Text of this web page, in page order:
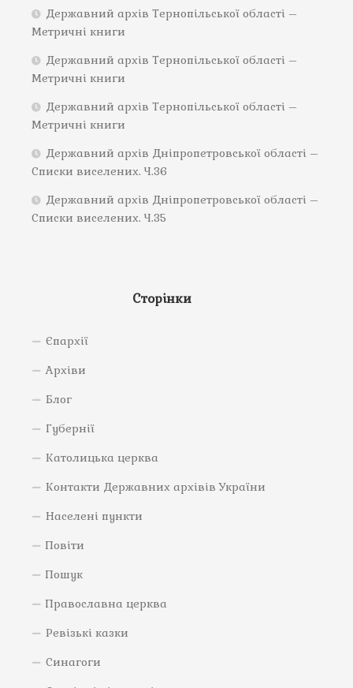
Державний архів Тернопільської області –
Метричні книги
Державний архів Тернопільської області –
Метричні книги
Державний архів Тернопільської області –
Метричні книги
Державний архів Дніпропетровської області –
Списки виселених. Ч.36
Державний архів Дніпропетровської області –
Списки виселених. Ч.35
Сторінки
Єпархії
Архіви
Блог
Губернії
Католицька церква
Контакти Державних архівів України
Населені пункти
Повіти
Пошук
Православна церква
Ревізькі казки
Синагоги